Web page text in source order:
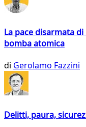
La pace disarmata
bomba atomica
di Gerolamo Fazzini
Delitti, paura,